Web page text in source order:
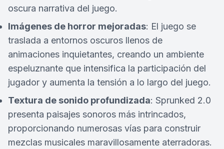
oscura narrativa del juego.
Imágenes de horror mejoradas: El juego se
traslada a entornos oscuros llenos de
animaciones inquietantes, creando un ambiente
espeluznante que intensifica la participación del
jugador y aumenta la tensión a lo largo del juego.
Textura de sonido profundizada: Sprunked 2.0
presenta paisajes sonoros más intrincados,
proporcionando numerosas vías para construir
mezclas musicales maravillosamente aterradoras.